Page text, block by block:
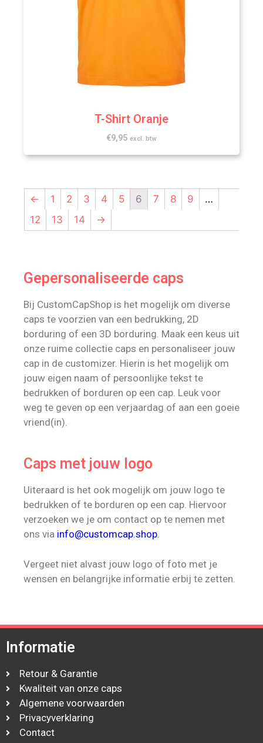
T-Shirt Oranje
€9,95 excl. btw
← 1 2 3 4 5 6 7 8 9
…
12
13 14 →
Gepersonaliseerde caps
Bij CustomCapShop is het mogelijk om diverse
caps te voorzien van een bedrukking, 2D
borduring of een 3D borduring. Maak een keus uit
onze ruime collectie caps en personaliseer jouw
cap in de customizer. Hierin is het mogelijk om
jouw eigen naam of persoonlijke tekst te
bedrukken of borduren op een cap. Leuk voor
weg te geven op een verjaardag of aan een goeie
vriend(in).
Caps met jouw logo
Uiteraard is het ook mogelijk om jouw logo te
bedrukken of te borduren op een cap. Hiervoor
verzoeken we je om contact op te nemen met
ons via info@customcap.shop.
Vergeet niet alvast jouw logo of foto met je
wensen en belangrijke informatie erbij te zetten.
Informatie
Retour & Garantie
Kwaliteit van onze caps
Algemene voorwaarden
Privacyverklaring
Contact